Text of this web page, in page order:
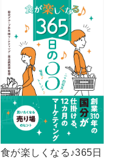
食が楽しくなる♪365日